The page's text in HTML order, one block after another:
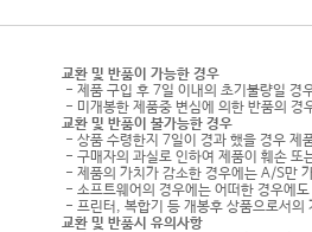
교환 및 반품이 가능한 경우
- 제품 구입 후 7일 이내의 초기불량일 경
- 미개봉한 제품중 변심에 의한 반품의 경
교환 및 반품이 불가능한 경우
- 상품 수령한지 7일이 경과 했을 경우 제
- 구매자의 과실로 인하여 제품이 훼손 또
- 제품의 가치가 감소한 경우에는 A/S만
- 소프트웨어의 경우에는 어떠한 경우에
- 프린터, 복합기 등 개봉후 상품으로서의
교환 및 반품시 유의사항